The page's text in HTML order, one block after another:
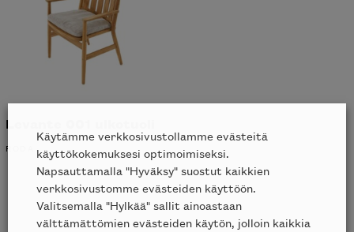
Levante 001 ulkotuoli
RODA
Käytämme verkkosivustollamme evästeitä
käyttökokemuksesi optimoimiseksi.
Napsauttamalla "Hyväksy" suostut kaikkien
verkkosivustomme evästeiden käyttöön.
Valitsemalla "Hylkää" sallit ainoastaan
välttämättömien evästeiden käytön, jolloin kaikkia